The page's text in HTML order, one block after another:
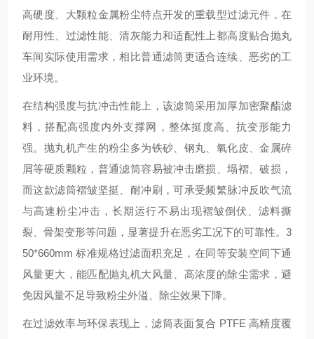
高硬度、大颗粒金属粉尘特点开发的重载型过滤元件，在
耐用性、过滤性能、清灰能力和适配性上都高度贴合抛丸
车间实际使用需求，相比普通滤筒更适合连续、恶劣的工
业环境。
在结构强度与抗冲击性能上，该滤筒采用加厚加密聚酯滤
料，搭配高强度内外支撑网，整体挺度高、抗变形能力
强。抛丸机产生的粉尘多为铁砂、钢丸、氧化皮、金属碎
屑等硬质颗粒，普通滤筒容易被冲击磨损、塌褶、破损，
而这款滤筒褶皱坚挺、耐冲刷，可承受频繁脉冲反吹气流
与高速粉尘冲击，长期运行不易出现褶皱倒伏、滤料撕
裂、骨架变形等问题，显著提升在恶劣工况下的可靠性。3
50*660mm 标准规格过滤面积充足，在同等安装空间下通
风量更大，能匹配抛丸机大风量、高浓度的除尘需求，避
免因风量不足导致粉尘外溢、除尘效果下降。
在过滤效率与环保表现上，滤筒表面复合 PTFE 高精度覆